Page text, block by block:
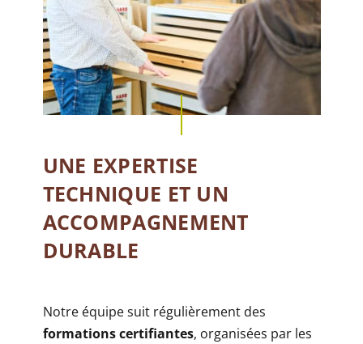
UNE EXPERTISE
TECHNIQUE ET UN
ACCOMPAGNEMENT
DURABLE
Notre équipe suit régulièrement des
formations certifiantes, organisées par les